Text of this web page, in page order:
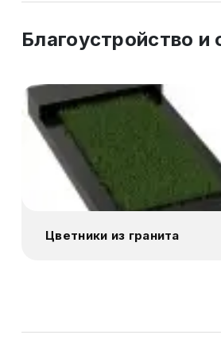
Благоустройство
Цветники из гранита